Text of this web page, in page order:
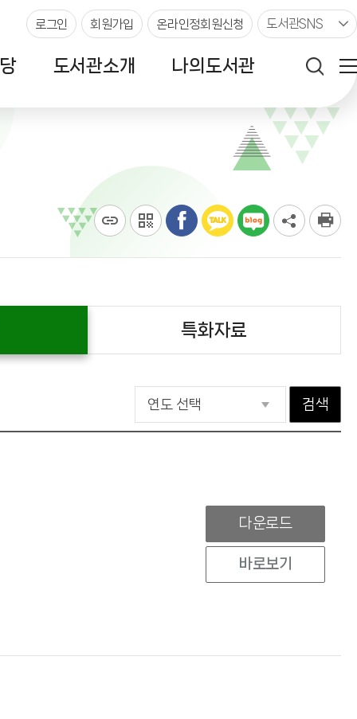
로그인 회원가입 온라인정회원신청 도서관SNS
도서관소개 나의도서관
특화자료
검색
다운로드
바로보기